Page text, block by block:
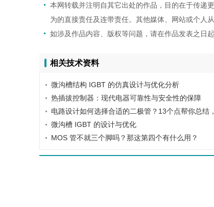
本网转载并注明自其它出处的作品，目的在于传递
为的直接责任及连带责任。其他媒体、网站或个人
如涉及作品内容、版权等问题，请在作品发表之日
相关技术资料
微沟槽结构 IGBT 的仿真设计与优化分析
热插拔控制器：现代电器可靠性与安全性的保障
电路设计如何选择合适的二极管？13个点帮你总结
微沟槽 IGBT 的设计与优化
MOS 管不就三个脚吗？那这第四个有什么用？